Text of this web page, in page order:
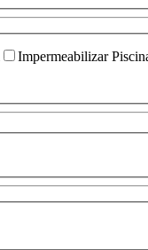
Impermeabilizar